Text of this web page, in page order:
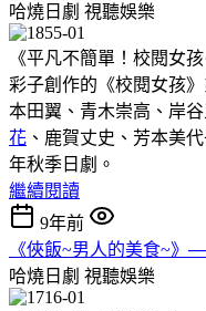
哈燒日劇 視聽娛樂
《平凡不簡單！校閱女
彩子創作的《校閱女孩
本田翼、青木崇高、岸
花 、鹿賀丈史、芳本美
年秋季日劇。
繼續閱讀
9年前
《俠飯~男人的美食~》
哈燒日劇 視聽娛樂